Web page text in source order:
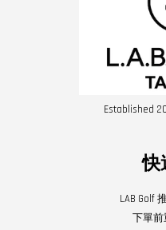
Established
快
LAB Golf
下單